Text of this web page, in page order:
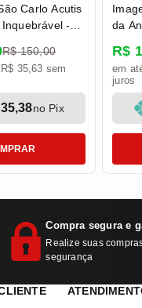
Carlo Acutis
-
R$ 150,00
no Pix
35,63 sem
da
R$
em
juros
Compra segura e
Realize suas
segurança